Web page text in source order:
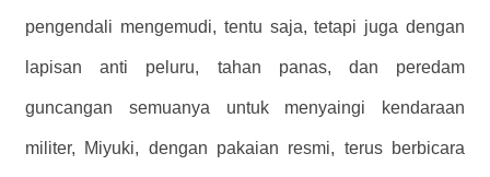
pengendali mengemudi, tentu saja, tetapi juga dengan
lapisan anti peluru, tahan panas, dan peredam
guncangan semuanya untuk menyaingi kendaraan
militer, Miyuki, dengan pakaian resmi, terus berbicara